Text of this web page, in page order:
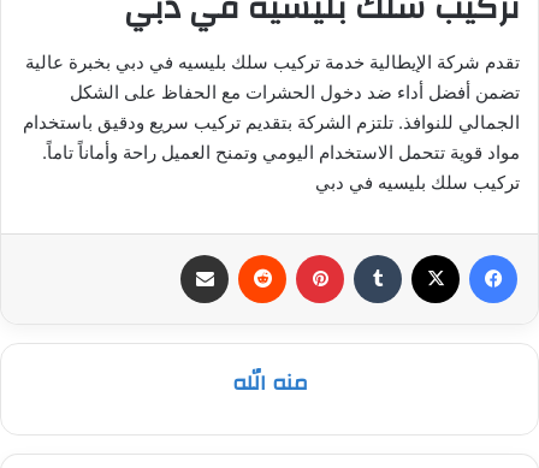
تقدم شركة الإيطالية خدمة تركيب سلك بليسيه في دبي بخبرة عالية
تضمن أفضل أداء ضد دخول الحشرات مع الحفاظ على الشكل
الجمالي للنوافذ. تلتزم الشركة بتقديم تركيب سريع ودقيق باستخدام
مواد قوية تتحمل الاستخدام اليومي وتمنح العميل راحة وأماناً تاماً.
تركيب سلك بليسيه في دبي
فيسبوك بينتيريست
منه الله